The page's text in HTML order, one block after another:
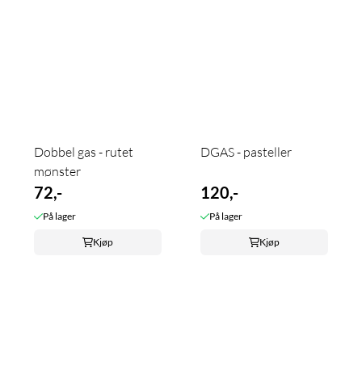
Dobbel gas - rutet
mønster
72,-
På lager
Kjøp
DGAS - pasteller
120,-
På lager
Kjøp